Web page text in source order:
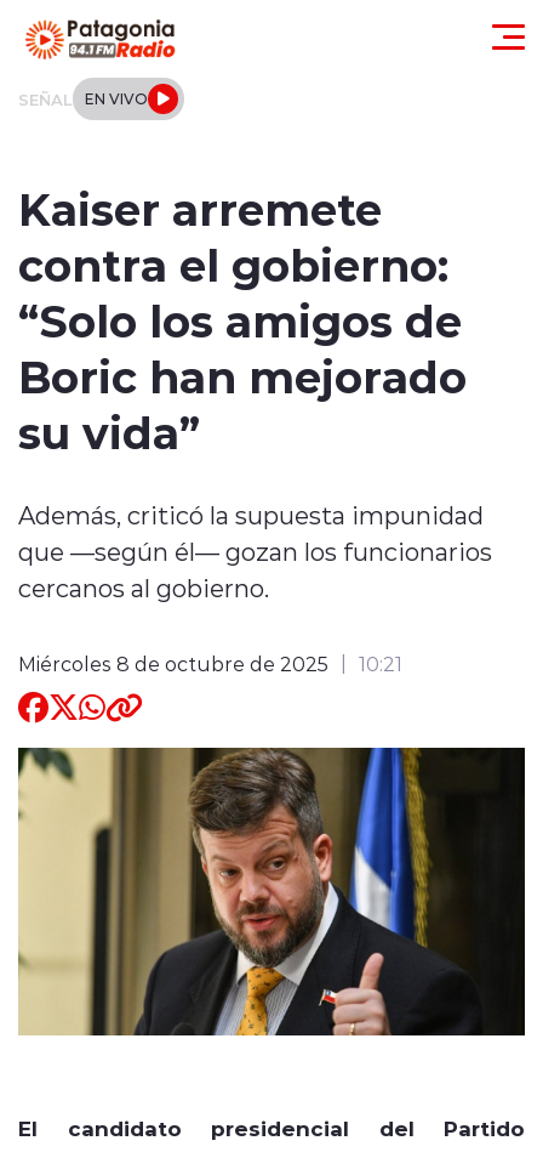
SEÑAL EN VIVO
Tendencias
Internacional
Entrevistas
Quienes Somos
modo claro
Kaiser arremete
contra el gobierno:
“Solo los amigos de
Boric han mejorado
su vida”
Además, criticó la supuesta impunidad
que —según él— gozan los funcionarios
cercanos al gobierno.
Miércoles 8 de octubre de 2025 10:21
El candidato presidencial del Partido